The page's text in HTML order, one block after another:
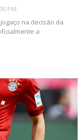
PM
na decisão da
a